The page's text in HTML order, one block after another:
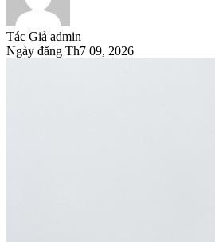
Tác Giả admin
Ngày đăng Th7 09, 2026